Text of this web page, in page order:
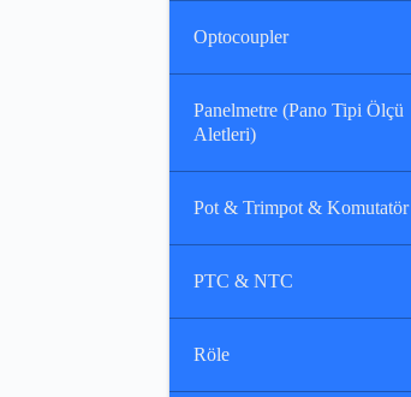
Optocoupler
Panelmetre (Pano Tipi Ölçü
Aletleri)
Pot & Trimpot & Komutatör
PTC & NTC
Röle